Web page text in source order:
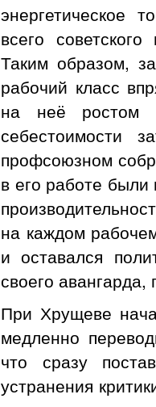
энергетическое
всего
Таким образом,
рабочий класс
на неё ростом
себестоимости
профсоюзном
в его работе
на каждом
и оставался
своего
При Хрущеве
медленно
что сразу
устранения